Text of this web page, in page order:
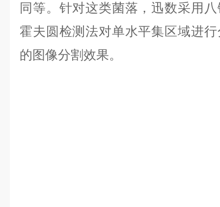
同等。针对这类菌落，迅数采用
霍夫圆检测法对单水平集区域进
的图像分割效果。